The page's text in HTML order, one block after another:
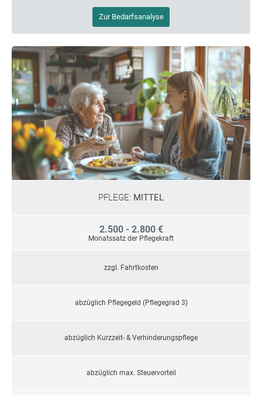
Zur Bedarfsanalyse
PFLEGE: MITTEL
2.500 - 2.800 €
Monatssatz der Pflegekraft
zzgl. Fahrtkosten
abzüglich Pflegegeld (Pflegegrad 3)
abzüglich Kurzzeit- & Verhinderungspflege
abzüglich max. Steuervorteil